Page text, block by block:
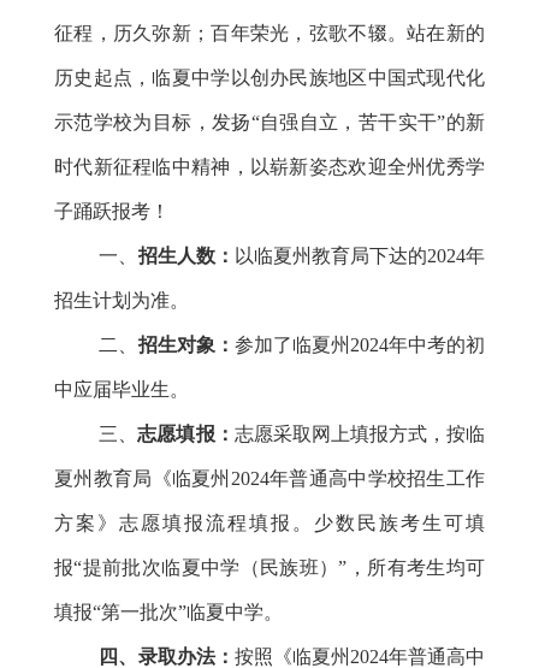
征程，历久弥新；百年荣光，弦歌不辍。站在新的
历史起点，临夏中学以创办民族地区中国式现代化
示范学校为 目标，发扬“自强自立，苦干实干”的新
时代新征程临中精神，以崭新姿态欢迎全州优秀学
子踊跃报考！
一、 招生人数： 以临夏州教育局下达的2024年
招生计划为准。
二、 招生对象： 参加了临夏州2024年中考的初
中应届毕业生。
三、志愿填报 ： 志愿采取网上填报方式，按临
夏州教育局《临夏州2024年普通高中学校招生工作
方案》志愿填报流程填报。少数民族考生可填
报“提前批次临夏中学（民族班）”，所有考生均可
填报“第一批次”临夏中学。
四、录取办法： 按照《临夏州2024年普通高中